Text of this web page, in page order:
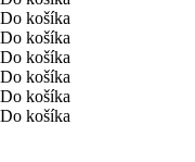
Do košíka
Do košíka
Do košíka
Do košíka
Do košíka
Do košíka